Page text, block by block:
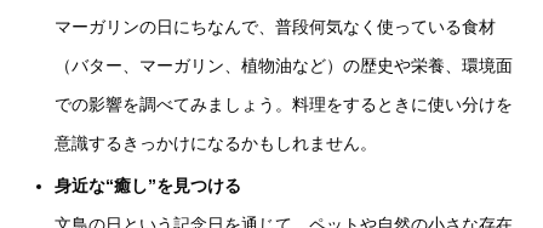
マーガリンの日にちなんで、普段何気なく使っている食材
（バター、マーガリン、植物油など）の歴史や栄養、環境面
での影響を調べてみましょう。料理をするときに使い分けを
意識するきっかけになるかもしれません。
身近な“癒し”を見つける
文鳥の日という記念日を通じて、ペットや自然の小さな存在